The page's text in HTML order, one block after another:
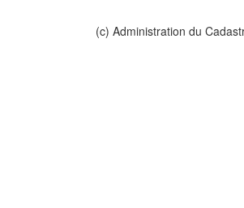
(c) Administration du